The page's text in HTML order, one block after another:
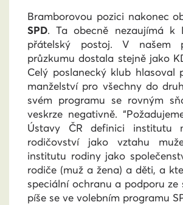
Bramborovou pozici nakonec
SPD. Ta obecně nezaujímá k
přátelský postoj. V našem
průzkumu dostala stejně jako
Celý poslanecký klub hlasoval
manželství pro všechny do
svém programu se rovným
veskrze negativně.
Ústavy ČR definici institutu
rodičovství jako vztahu
institutu rodiny jako
rodiče (muž a žena) a děti, a
speciální ochranu a podporu ze
píše se ve volebním programu